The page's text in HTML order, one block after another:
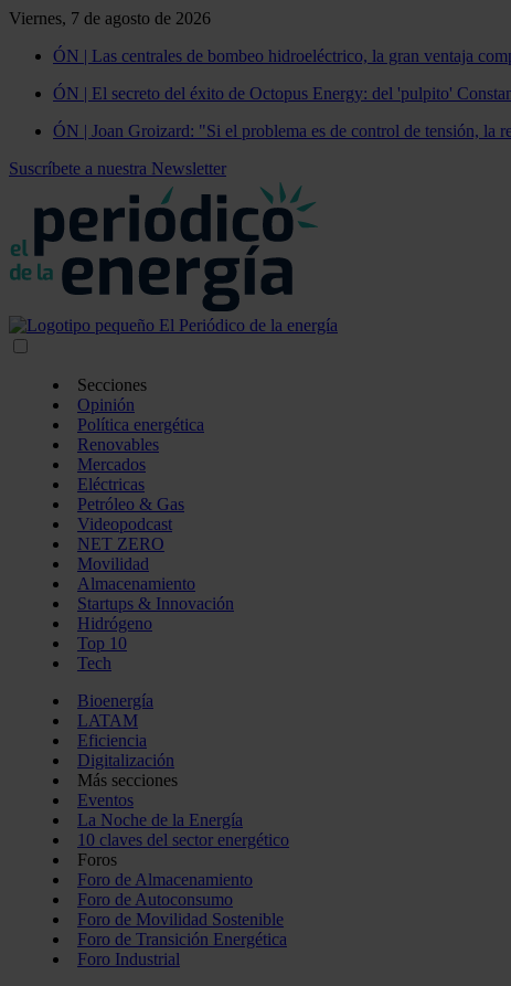
Viernes, 7 de agosto de 2026
ÓN | Las centrales de bombeo hidroeléctrico, la gran ventaja
ÓN | El secreto del éxito de Octopus Energy: del 'pulpito'
ÓN | Joan Groizard: "Si el problema es de control de tensión, la
Suscríbete a nuestra Newsletter
Secciones
Opinión
Política energética
Renovables
Mercados
Eléctricas
Petróleo & Gas
Videopodcast
NET ZERO
Movilidad
Almacenamiento
Startups & Innovación
Hidrógeno
Top 10
Tech
Bioenergía
LATAM
Eficiencia
Digitalización
Más secciones
Eventos
La Noche de la Energía
10 claves del sector energético
Foros
Foro de Almacenamiento
Foro de Autoconsumo
Foro de Movilidad Sostenible
Foro de Transición Energética
Foro Industrial